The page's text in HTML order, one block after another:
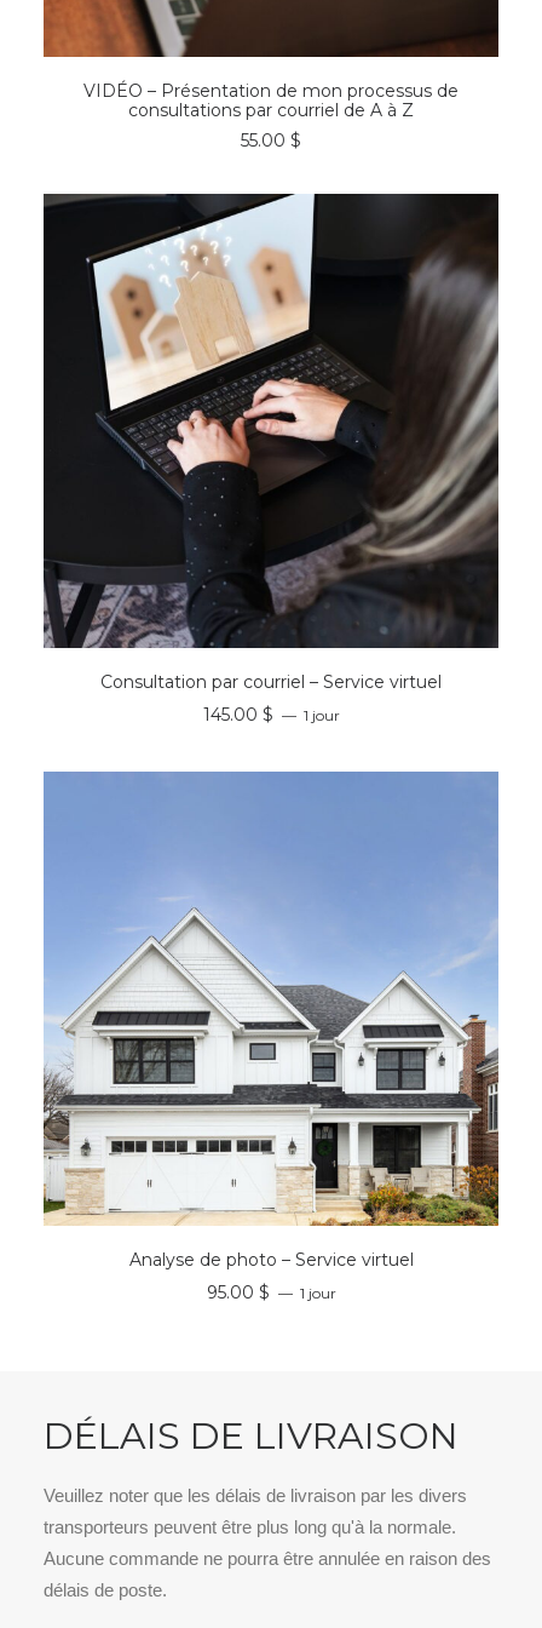
AJOUTER AU PANIER
VIDÉO – Présentation de mon processus de
consultations par courriel de A à Z
55.00 $
RÉSERVER
Consultation par courriel – Service virtuel
145.00 $ 1 jour
RÉSERVER
Analyse de photo – Service virtuel
95.00 $ 1 jour
DÉLAIS DE LIVRAISON
Veuillez noter que les délais de livraison par les divers
transporteurs peuvent être plus long qu'à la normale.
Aucune commande ne pourra être annulée en raison des
délais de poste.